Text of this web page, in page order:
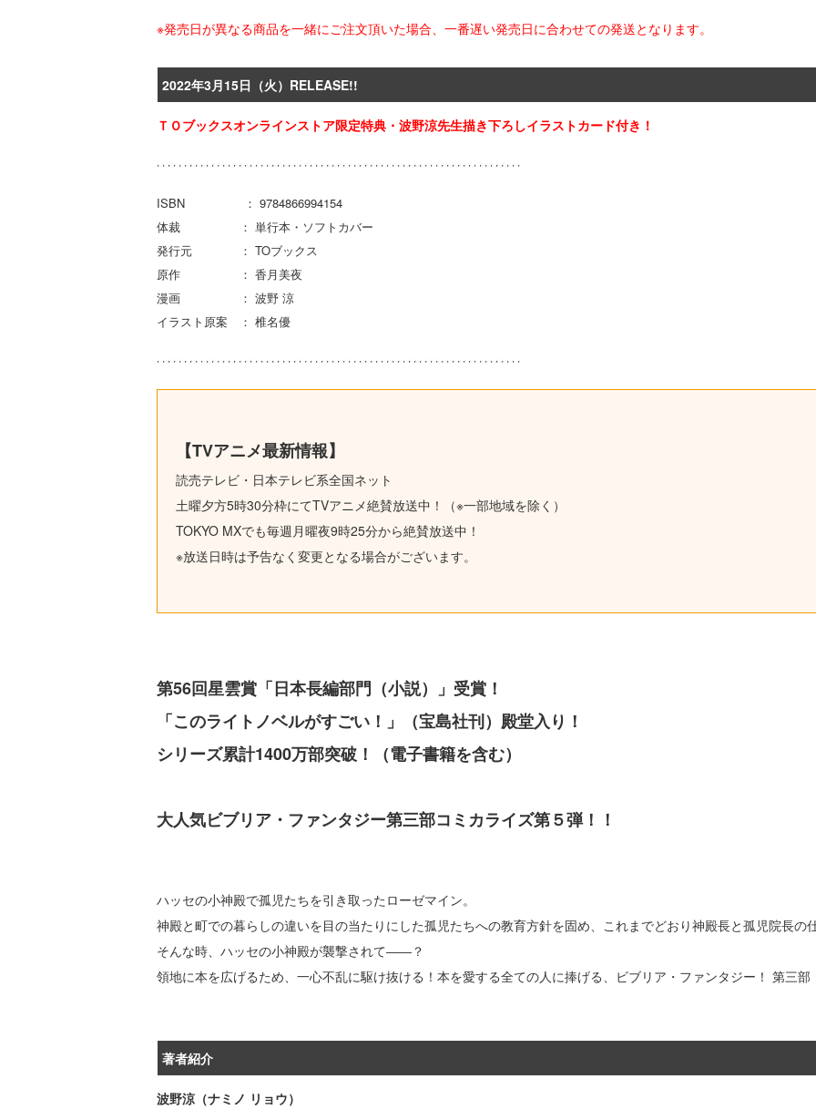
※発売日が異なる商品を一緒にご注文頂いた場合、一番遅い発売日に合わせての発送となります。
2022年3月15日（火）RELEASE!!
ＴＯブックスオンラインストア限定特典・波野涼先生描き下ろしイラストカード付き！
ISBN ： 9784866994154
体裁 ： 単行本・ソフトカバー
発行元 ： TOブックス
原作 ： 香月美夜
漫画 ： 波野 涼
イラスト原案 ： 椎名優
【TVアニメ最新情報】
読売テレビ・日本テレビ系全国ネット
土曜夕方5時30分枠にてTVアニメ絶賛放送中！（※一部地域を除く）
TOKYO MXでも毎週月曜夜9時25分から絶賛放送中！
※放送日時は予告なく変更となる場合がございます。
第56回星雲賞「日本長編部門（小説）」受賞！
「このライトノベルがすごい！」（宝島社刊）殿堂入り！
シリーズ累計1400万部突破！（電子書籍を含む）
大人気ビブリア・ファンタジー第三部コミカライズ第５弾！！
ハッセの小神殿で孤児たちを引き取ったローゼマイン。
神殿と町での暮らしの違いを目の当たりにした孤児たちへの教育方針を固め、これまでどおり神殿長と孤児院長の
そんな時、ハッセの小神殿が襲撃されて――？
領地に本を広げるため、一心不乱に駆け抜ける！本を愛する全ての人に捧げる、ビブリア・ファンタジー！ 第三部
著者紹介
波野涼（ナミノ リョウ）